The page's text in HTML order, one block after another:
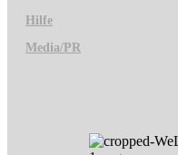
Hilfe
Media/PR